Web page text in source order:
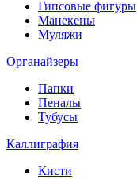
Гипсовые фигуры
Манекены
Муляжи
Органайзеры
Папки
Пеналы
Тубусы
Каллиграфия
Кисти